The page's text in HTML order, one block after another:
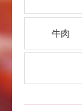
牛肉